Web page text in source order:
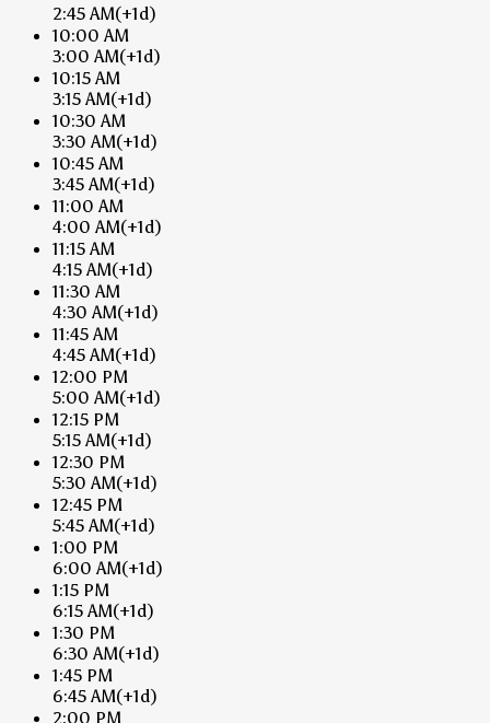
2:45 AM(+1d)
10:00 AM
3:00 AM(+1d)
10:15 AM
3:15 AM(+1d)
10:30 AM
3:30 AM(+1d)
10:45 AM
3:45 AM(+1d)
11:00 AM
4:00 AM(+1d)
11:15 AM
4:15 AM(+1d)
11:30 AM
4:30 AM(+1d)
11:45 AM
4:45 AM(+1d)
12:00 PM
5:00 AM(+1d)
12:15 PM
5:15 AM(+1d)
12:30 PM
5:30 AM(+1d)
12:45 PM
5:45 AM(+1d)
1:00 PM
6:00 AM(+1d)
1:15 PM
6:15 AM(+1d)
1:30 PM
6:30 AM(+1d)
1:45 PM
6:45 AM(+1d)
2:00 PM